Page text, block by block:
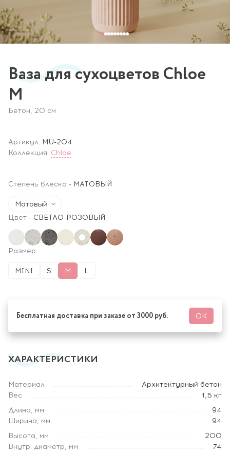
Ваза для сухоцветов Chloe
M
Бетон, 20 см
Артикул: MU-204
Коллекция: Chloe
Степень блеска - МАТОВЫЙ
Матовый
Цвет - СВЕТЛО-РОЗОВЫЙ
Размер
MINI S M L
Бесплатная доставка при заказе от 3000 руб. ОК
ХАРАКТЕРИСТИКИ
Материал
Архитектурный бетон
Вес
1,5 кг
Длина, мм
94
Ширина, мм
94
Высота, мм
200
Внутр. диаметр, мм
74